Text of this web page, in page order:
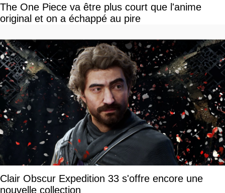
The One Piece va être plus court que l'anime
original et on a échappé au pire
Clair Obscur Expedition 33 s'offre encore une
nouvelle collection